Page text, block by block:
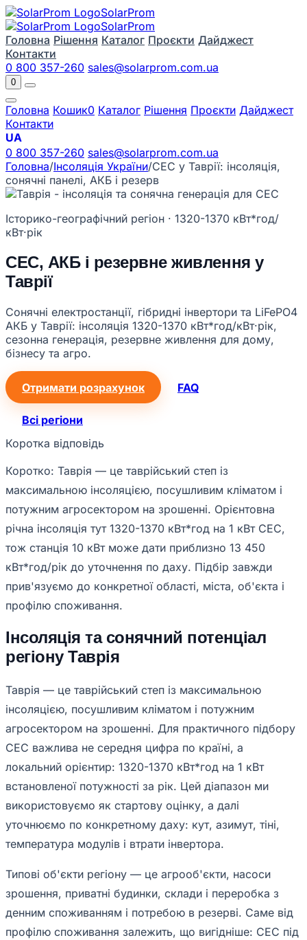
SolarProm
SolarProm
Головна Рішення Каталог Проєкти Дайджест
Контакти
0 800 357-260 sales@solarprom.com.ua
0
Головна Кошик0 Каталог Рішення Проєкти Дайджест
Контакти
UA
0 800 357-260 sales@solarprom.com.ua
Головна/Інсоляція України/СЕС у Таврії: інсоляція,
сонячні панелі, АКБ і резерв
Історико-географічний регіон · 1320-1370 кВт*год/
кВт·рік
СЕС, АКБ і резервне живлення у
Таврії
Сонячні електростанції, гібридні інвертори та LiFePO4
АКБ у Таврії: інсоляція 1320-1370 кВт*год/кВт·рік,
сезонна генерація, резервне живлення для дому,
бізнесу та агро.
Отримати розрахунок FAQ
Всі регіони
Коротка відповідь
Коротко: Таврія — це таврійський степ із
максимальною інсоляцією, посушливим кліматом і
потужним агросектором на зрошенні. Орієнтовна
річна інсоляція тут 1320-1370 кВт*год на 1 кВт СЕС,
тож станція 10 кВт може дати приблизно 13 450
кВт*год/рік до уточнення по даху. Підбір завжди
прив'язуємо до конкретної області, міста, об'єкта і
профілю споживання.
Інсоляція та сонячний потенціал
регіону Таврія
Таврія — це таврійський степ із максимальною
інсоляцією, посушливим кліматом і потужним
агросектором на зрошенні. Для практичного підбору
СЕС важлива не середня цифра по країні, а
локальний орієнтир: 1320-1370 кВт*год на 1 кВт
встановленої потужності за рік. Цей діапазон ми
використовуємо як стартову оцінку, а далі
уточнюємо по конкретному даху: кут, азимут, тіні,
температура модулів і втрати інвертора.
Типові об'єкти регіону — це агрооб'єкти, насоси
зрошення, приватні будинки, склади і переробка з
денним споживанням і потребою в резерві. Саме від
профілю споживання залежить, що вигідніше: СЕС під